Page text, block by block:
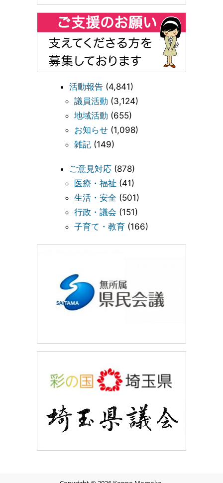
活動報告 (4,841)
議員活動 (3,124)
地域活動 (655)
お知らせ (1,098)
雑記 (149)
ご意見対応 (878)
医療・福祉 (41)
生活・安全 (501)
行政・議会 (151)
子育て・教育 (166)